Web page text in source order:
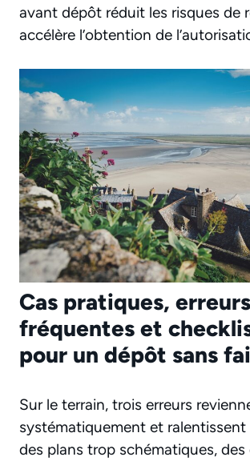
avant dépôt réduit les risques de
accélère l’obtention de
Cas pratiques, erreurs
fréquentes et
pour un dépôt sans
Sur le terrain, trois erreurs
systématiquement et ralentissent
des plans trop schématiques,